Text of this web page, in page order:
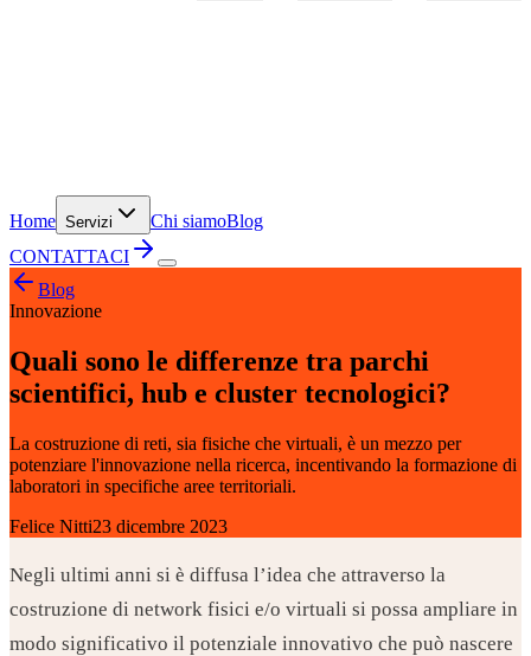
Home Servizi Chi siamoBlog
CONTATTACI
Blog
Innovazione
Quali sono le differenze tra parchi
scientifici, hub e cluster tecnologici?
La costruzione di reti, sia fisiche che virtuali, è un mezzo per
potenziare l'innovazione nella ricerca, incentivando la formazione di
laboratori in specifiche aree territoriali.
Felice Nitti23 dicembre 2023
Negli ultimi anni si è diffusa l’idea che attraverso la
costruzione di network fisici e/o virtuali si possa ampliare in
modo significativo il potenziale innovativo che può nascere